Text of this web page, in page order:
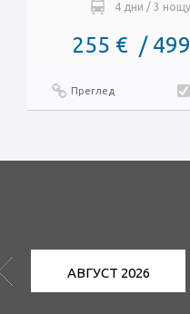
4 дни / 3
255 € /
Преглед
АВГУСТ 2026